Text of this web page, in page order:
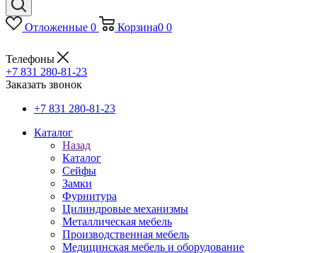
Отложенные 0 Корзина0 0
Телефоны
+7 831 280-81-23
Заказать звонок
+7 831 280-81-23
Каталог
Назад
Каталог
Сейфы
Замки
Фурнитура
Цилиндровые механизмы
Металлическая мебель
Производственная мебель
Медицинская мебель и оборудование